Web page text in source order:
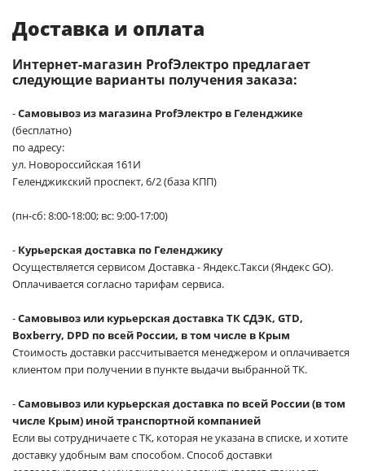
Доставка и оплата
Интернет-магазин ProfЭлектро предлагает
следующие варианты получения заказа:
-Самовывоз из магазина ProfЭлектро в Геленджике
(бесплатно)
по адресу:
ул. Новороссийская 161И
Геленджикский проспект, 6/2 (база КПП)
(пн-сб: 8:00-18:00; вс: 9:00-17:00)
- Курьерская доставка по Геленджику
Осуществляется сервисом Доставка - Яндекс.Такси (Яндекс GO).
Оплачивается согласно тарифам сервиса.
-Самовывоз или курьерская доставка ТК СДЭК, GTD,
Boxberry, DPD по всей России, в том числе в Крым
Стоимость доставки рассчитывается менеджером и оплачивается
клиентом при получении в пункте выдачи выбранной ТК.
-Самовывоз или курьерская доставка по всей России (в том
числе Крым) иной транспортной компанией
Если вы сотрудничаете с ТК, которая не указана в списке, и хотите
доставку удобным вам способом. Способ доставки